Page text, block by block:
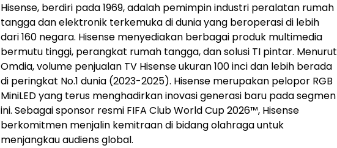
Hisense, berdiri pada 1969, adalah pemimpin industri peralatan rumah
tangga dan elektronik terkemuka di dunia yang beroperasi di lebih
dari 160 negara. Hisense menyediakan berbagai produk multimedia
bermutu tinggi, perangkat rumah tangga, dan solusi TI pintar. Menurut
Omdia, volume penjualan TV Hisense ukuran 100 inci dan lebih berada
di peringkat No.1 dunia (2023-2025). Hisense merupakan pelopor RGB
MiniLED yang terus menghadirkan inovasi generasi baru pada segmen
ini. Sebagai sponsor resmi FIFA Club World Cup 2026™, Hisense
berkomitmen menjalin kemitraan di bidang olahraga untuk
menjangkau audiens global.